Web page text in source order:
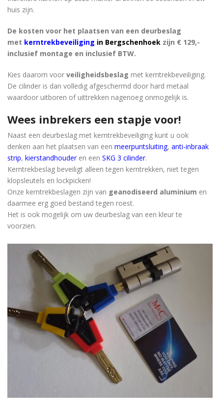
huis zijn.
De kosten voor het plaatsen van een deurbeslag
met kerntrekbeveiliging in Bergschenhoek zijn € 129,-
inclusief montage en inclusief BTW.
Kies daarom voor veiligheidsbeslag met kerntrekbeveiliging.
De cilinder is dan volledig afgeschermd door hard metaal
waardoor uitboren of uittrekken nagenoeg onmogelijk is.
Wees inbrekers een stapje voor!
Naast een deurbeslag met kerntrekbeveiliging kunt u ook
denken aan het plaatsen van een meerpuntsluiting, anti-inbraak
strip, kierstandhouderen een SKG 3 cilinder.
Kerntrekbeslag beveiligt alleen tegen kerntrekken, niet tegen
klopsleutels en lockpicken!
Onze kerntrekbeslagen zijn van geanodiseerd aluminium en
daarmee erg goed bestand tegen roest.
Het is ook mogelijk om uw deurbeslag van een kleur te
voorzien.